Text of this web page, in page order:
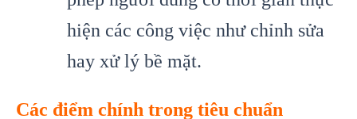
hiện các công việc như chỉnh sửa
hay xử lý bề mặt.
Các điểm chính trong tiêu chuẩn